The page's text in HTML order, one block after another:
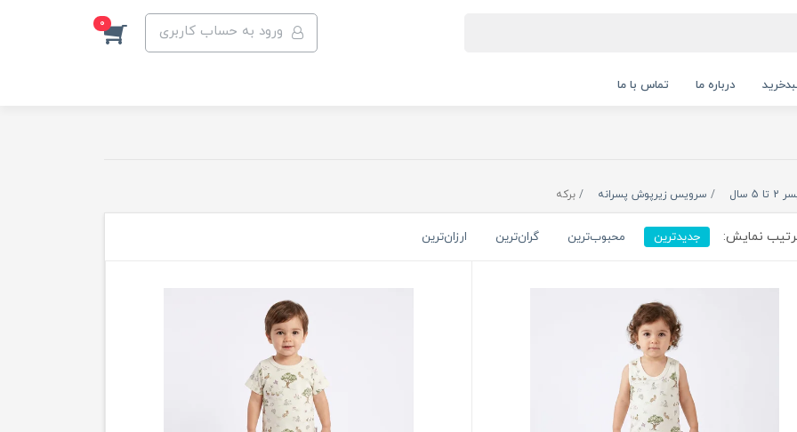
ورود به حساب کاربری 0
درباره ما تماس با ما
تا 5 سال سرویس زیرپوش پسرانه برکه
نمایش: جدیدترین محبوب‌ترین گران‌ترین ارزان‌ترین